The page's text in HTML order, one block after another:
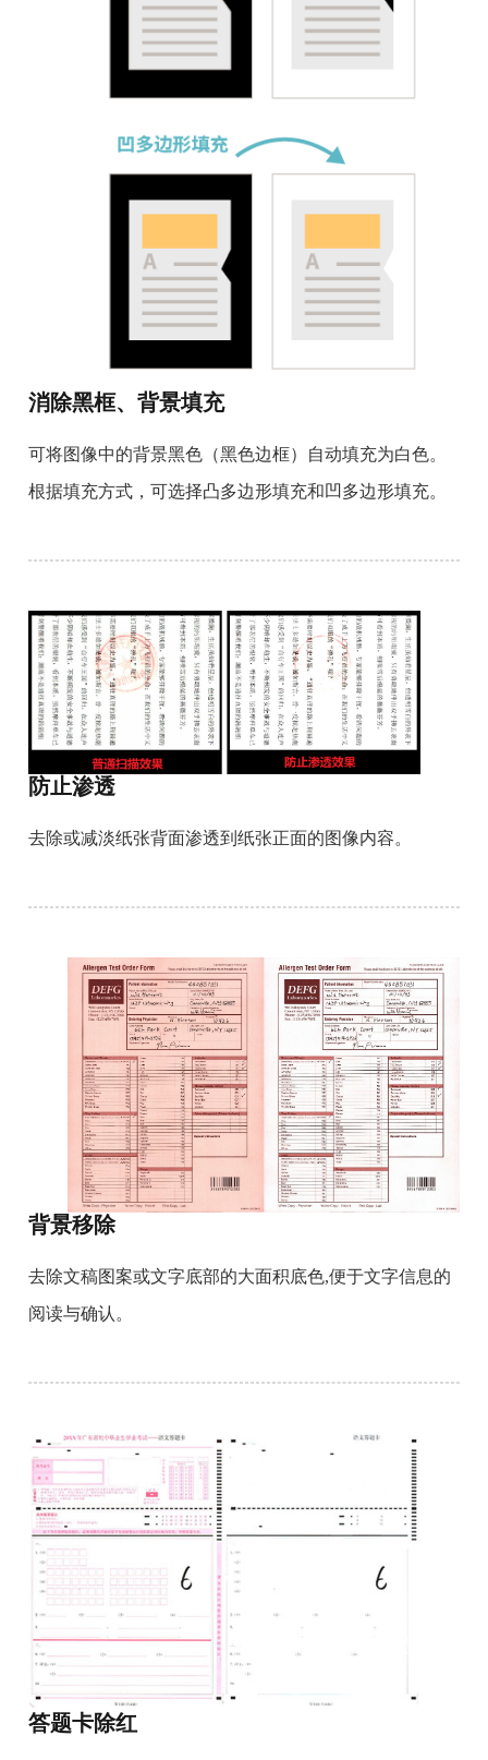
消除黑框、背景填充
可将图像中的背景黑色（黑色边框）自动填充为白色。
根据填充方式，可选择凸多边形填充和凹多边形填充。
防止渗透
去除或减淡纸张背面渗透到纸张正面的图像内容。
背景移除
去除文稿图案或文字底部的大面积底色,便于文字信息的
阅读与确认。
答题卡除红